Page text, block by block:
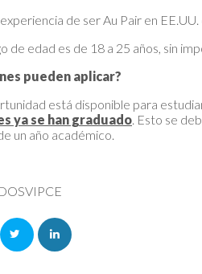
de ser Au Pair en
de edad es de 18 a 25 años, sin
pueden aplicar?
está disponible para
ya se han graduado. Esto se
un año académico.